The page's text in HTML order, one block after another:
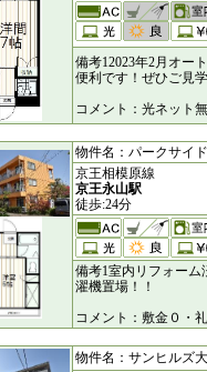
備考12023年2月オー
便利です！ぜひご見
コメント：光ネット
物件名：パークサイ
京王相模原線
京王永山駅
徒歩:24分
備考1室内リフォー
濯機置場！！
コメント：敷金０・
物件名：サンヒルズ